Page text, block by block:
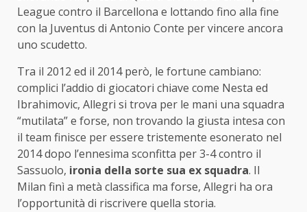
League contro il Barcellona e lottando fino alla fine
con la Juventus di Antonio Conte per vincere ancora
uno scudetto.
Tra il 2012 ed il 2014 però, le fortune cambiano:
complici l’addio di giocatori chiave come Nesta ed
Ibrahimovic, Allegri si trova per le mani una squadra
“mutilata” e forse, non trovando la giusta intesa con
il team finisce per essere tristemente esonerato nel
2014 dopo l’ennesima sconfitta per 3-4 contro il
Sassuolo, ironia della sorte sua ex squadra. Il
Milan finì a metà classifica ma forse, Allegri ha ora
l’opportunità di riscrivere quella storia.